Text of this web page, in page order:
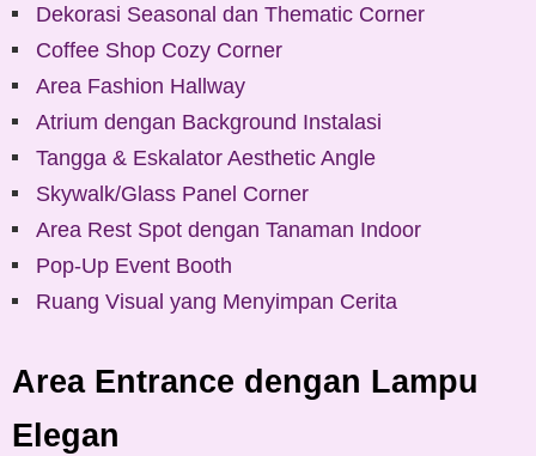
Dekorasi Seasonal dan Thematic Corner
Coffee Shop Cozy Corner
Area Fashion Hallway
Atrium dengan Background Instalasi
Tangga & Eskalator Aesthetic Angle
Skywalk/Glass Panel Corner
Area Rest Spot dengan Tanaman Indoor
Pop-Up Event Booth
Ruang Visual yang Menyimpan Cerita
Area Entrance dengan Lampu
Elegan